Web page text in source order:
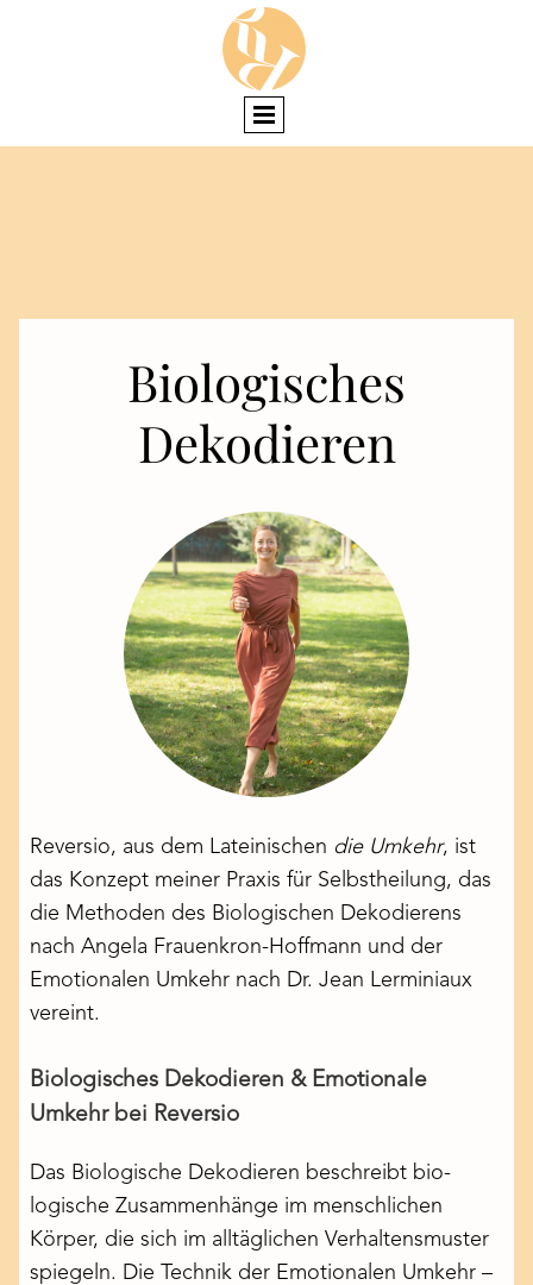
Biologisches
Dekodieren
Reversio, aus dem Lateinischen die Umkehr, ist
das Konzept meiner Praxis für Selbstheilung, das
die Methoden des Biologischen Dekodierens
nach Angela Frauenkron-Hoffmann und der
Emotionalen Umkehr nach Dr. Jean Lerminiaux
vereint.
Biologisches Dekodieren & Emotionale
Umkehr bei Reversio
Das Biologische Dekodieren beschreibt bio-
logische Zusammenhänge im menschlichen
Körper, die sich im alltäglichen Verhaltensmuster
spiegeln. Die Technik der Emotionalen Umkehr –